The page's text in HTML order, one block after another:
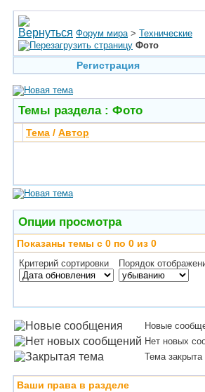
Форум мира > Технические
Фото
Регистрация
Темы раздела: Фото
Тема / Автор
Опции просмотра
Показаны темы с 0 по 0 из 0
Критерий сортировки Порядок
Новые
Нет новых
Тема закрыта
Ваши права в разделе